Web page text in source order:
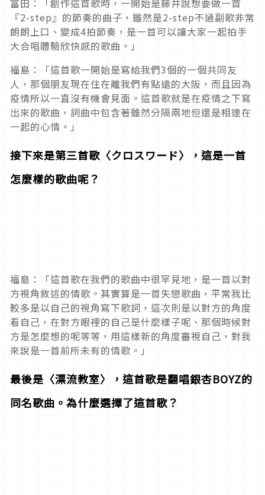
富田：「創作這首歌時，一開始是藤井說想要做一首
『2-step』的節奏的曲子，雖然是2-step不過副歌非常
朗朗上口、變成4拍節奏，是一首可以讓大家一起拍手
大合唱體驗欣快感的歌曲。」
福島：「這首歌一開始是寫給我們3個的一個共同友
人，那個朋友現在住在離我們有點遠的大阪，而且因為
疫情所以一直沒有機會見面。這首歌就是在疫情之下寫
出來的歌曲，詞曲中包含著雖然分隔兩地但還是相連在
一起的心情。」
接下來是第三首歌〈クロスワード〉，這是一首
怎麼樣的歌曲呢？
福島：「這首歌在我們的歌曲中很罕見地，是一首以對
方視角敘述的情歌。其實算是一首失戀歌曲，平常我比
較多是以自己的視角寫下歌詞，這次則是以對方的角度
看自己，在對方眼裡的自己是什麼樣子呢、那個時候對
方是怎麼想的呢等等，用這樣新的角度審視自己，對我
來說是一首前所未有的情歌。」
最後是〈漂流教室〉，這首歌是翻唱銀杏BOYZ的
同名歌曲。為什麼選擇了這首歌？